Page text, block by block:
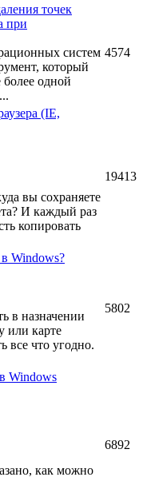
точек
при
систем
который
более одной
4574
(IE,
вы сохраняете
И каждый раз
копировать
19413
Windows?
в назначении
или карте
все что угодно.
5802
Windows
как можно
6892